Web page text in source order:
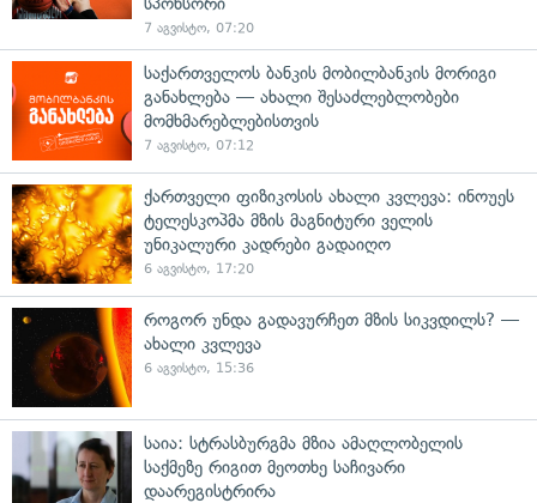
7 აგვისტო, 07:20
საქართველოს ბანკის მობილბანკის მორიგი
განახლება — ახალი შესაძლებლობები
მომხმარებლებისთვის
7 აგვისტო, 07:12
ქართველი ფიზიკოსის ახალი კვლევა: ინოუეს
ტელესკოპმა მზის მაგნიტური ველის
უნიკალური კადრები გადაიღო
6 აგვისტო, 17:20
როგორ უნდა გადავურჩეთ მზის სიკვდილს? —
ახალი კვლევა
6 აგვისტო, 15:36
საია: სტრასბურგმა მზია ამაღლობელის
საქმეზე რიგით მეოთხე საჩივარი
დაარეგისტრირა